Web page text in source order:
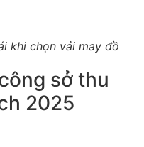
khi chọn vải may đồ
sở thu
2025